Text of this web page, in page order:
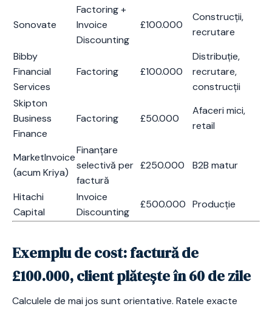
Sonovate
Factoring +
Invoice
Discounting
£100.000
Construcții,
recrutare
Bibby
Financial
Services
Factoring £100.000
Distribuție,
recrutare,
construcții
Skipton
Business
Finance
Factoring £50.000
Afaceri mici,
retail
MarketInvoice
(acum Kriya)
Finanțare
selectivă per
factură
£250.000 B2B matur
Hitachi
Capital
Invoice
Discounting
£500.000 Producție
Exemplu de cost: factură de
£100.000, client plătește în 60 de zile
Calculele de mai jos sunt orientative. Ratele exacte